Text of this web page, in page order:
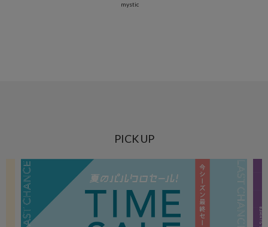
mystic
PICK UP